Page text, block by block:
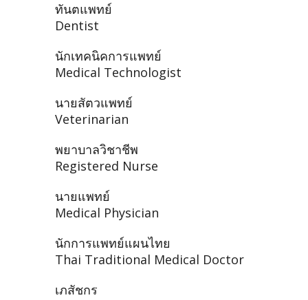
ทันตแพทย์
Dentist
นักเทคนิคการแพทย์
Medical Technologist
นายสัตวแพทย์
Veterinarian
พยาบาลวิชาชีพ
Registered Nurse
นายแพทย์
Medical Physician
นักการแพทย์แผนไทย
Thai Traditional Medical Doctor
เภสัชกร